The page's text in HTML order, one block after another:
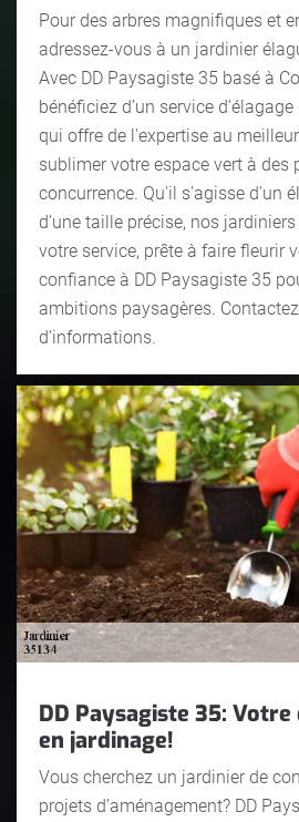
Pour des arbres magnifiques et
adressez-vous à un jardinier
Avec DD Paysagiste 35 basé à
bénéficiez d’un service
qui offre de l'expertise au
sublimer votre espace vert à des
concurrence. Qu'il s'agisse d’un
d’une taille précise, nos
votre service, prête à faire fleurir
confiance à DD Paysagiste 35
ambitions paysagères.
d'informations.
DD Paysagiste 35:
en jardinage!
Vous cherchez un jardinier de
projets d’aménagement? DD